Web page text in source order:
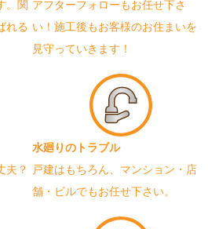
。関
れる
アフターフォローもお任せ下さ
い！施工後もお客様のお住まいを
見守っていきます！
夫？
水廻りのトラブル
戸建はもちろん、マンション・店
舗・ビルでもお任せ下さい。